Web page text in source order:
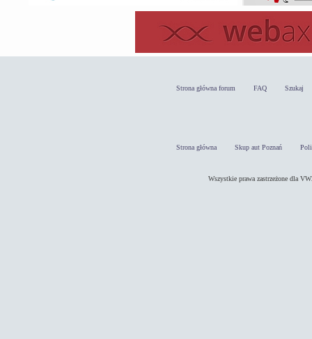
Strona główna forum FAQ Szukaj
Strona główna Skup aut Poznań
Wszystkie prawa zastrzeżone dla